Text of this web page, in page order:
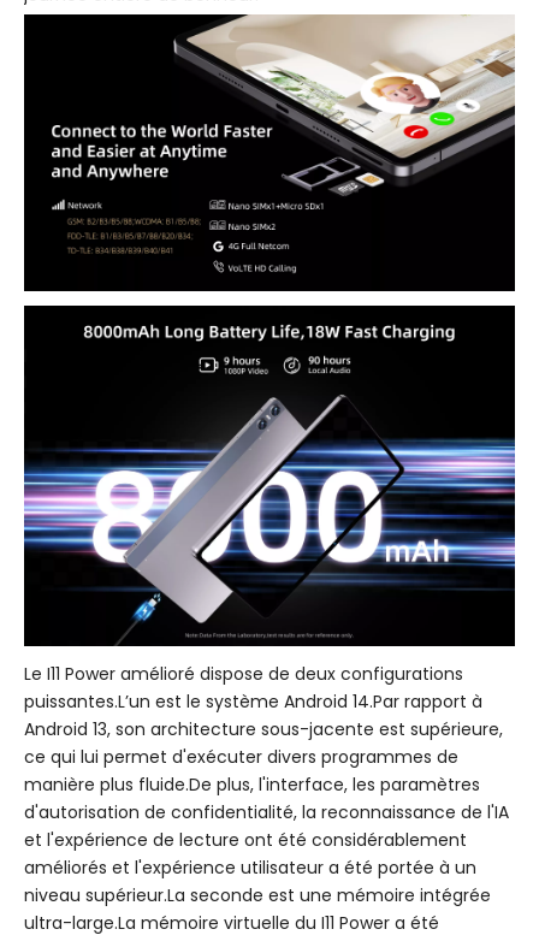
Le I11 Power amélioré dispose de deux configurations
puissantes.L’un est le système Android 14.Par rapport à
Android 13, son architecture sous-jacente est supérieure,
ce qui lui permet d'exécuter divers programmes de
manière plus fluide.De plus, l'interface, les paramètres
d'autorisation de confidentialité, la reconnaissance de l'IA
et l'expérience de lecture ont été considérablement
améliorés et l'expérience utilisateur a été portée à un
niveau supérieur.La seconde est une mémoire intégrée
ultra-large.La mémoire virtuelle du I11 Power a été